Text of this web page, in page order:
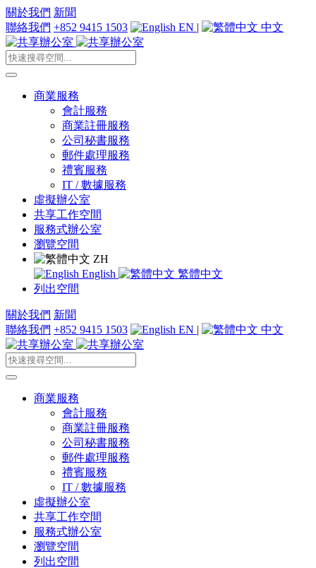
關於我們 新聞
聯絡我們 +852 9415 1503 EN | 中文
商業服務
會計服務
商業註冊服務
公司秘書服務
郵件處理服務
禮賓服務
IT / 數據服務
虛擬辦公室
共享工作空間
服務式辦公室
瀏覽空間
ZH
English
繁體中文
列出空間
關於我們 新聞
聯絡我們 +852 9415 1503 EN | 中文
商業服務
會計服務
商業註冊服務
公司秘書服務
郵件處理服務
禮賓服務
IT / 數據服務
虛擬辦公室
共享工作空間
服務式辦公室
瀏覽空間
列出空間